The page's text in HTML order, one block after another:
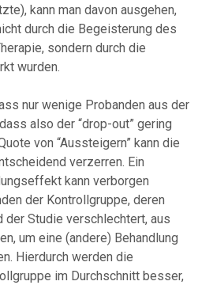
kann man davon ausgehen,
durch die Begeisterung des
sondern durch die
wurden.
nur wenige Probanden aus der
also der “drop-out” gering
von “Aussteigern” kann die
verzerren. Ein
kann verborgen
der Kontrollgruppe, deren
der Studie verschlechtert, aus
um eine (andere) Behandlung
Hierdurch werden die
im Durchschnitt besser,